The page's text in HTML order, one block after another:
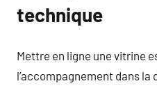
technique
Mettre en ligne une vitrine
l’accompagnement dans la